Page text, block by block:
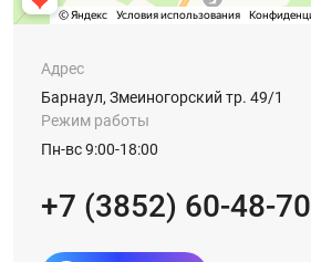
Адрес
Барнаул, Змеиногорский тр. 49/1
Режим работы
Пн-вс 9:00-18:00
+7 (3852) 60-48-70